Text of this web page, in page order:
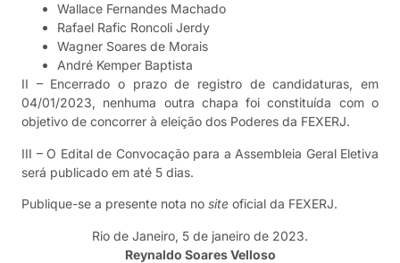
Wallace Fernandes Machado
Rafael Rafic Roncoli Jerdy
Wagner Soares de Morais
André Kemper Baptista
II – Encerrado o prazo de registro de candidaturas, em
04/01/2023, nenhuma outra chapa foi constituída com o
objetivo de concorrer à eleição dos Poderes da FEXERJ.
III – O Edital de Convocação para a Assembleia Geral Eletiva
será publicado em até 5 dias.
Publique-se a presente nota no site oficial da FEXERJ.
Rio de Janeiro, 5 de janeiro de 2023.
Reynaldo Soares Velloso